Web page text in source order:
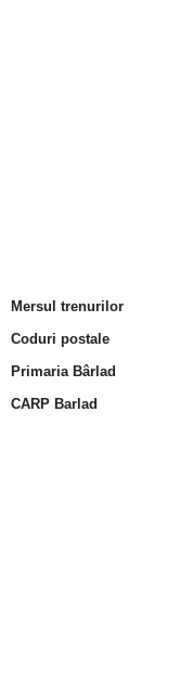
Mersul trenurilor
Coduri postale
Primaria Bârlad
CARP Barlad